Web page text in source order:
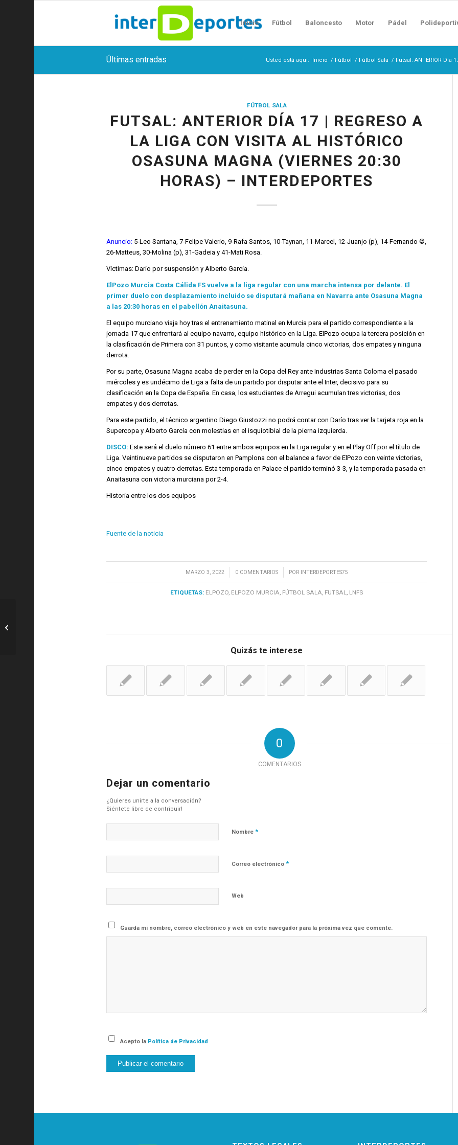
Inicio Fútbol Baloncesto Motor Pádel
Últimas entradas Usted está aquí: Inicio / Fútbol / Fútbol Sala / Futsal: ANTERIOR Día
FÚTBOL SALA
FUTSAL: ANTERIOR DÍA 17 | REGRESO A
LA LIGA CON VISITA AL HISTÓRICO
OSASUNA MAGNA (VIERNES 20:30
HORAS) – INTERDEPORTES
Anuncio:5-Leo Santana, 7-Felipe Valerio, 9-Rafa Santos, 10-Taynan, 11-Marcel, 12-Juanjo (p), 14-Fernando ©,
26-Matteus, 30-Molina (p), 31-Gadeia y 41-Mati Rosa.
Víctimas: Darío por suspensión y Alberto García.
ElPozo Murcia Costa Cálida FS vuelve a la liga regular con una marcha intensa por delante. El
primer duelo con desplazamiento incluido se disputará mañana en Navarra ante Osasuna Magna
a las 20:30 horas en el pabellón Anaitasuna.
El equipo murciano viaja hoy tras el entrenamiento matinal en Murcia para el partido correspondiente a la
jornada 17 que enfrentará al equipo navarro, equipo histórico en la Liga. ElPozo ocupa la tercera posición en
la clasificación de Primera con 31 puntos, y como visitante acumula cinco victorias, dos empates y ninguna
derrota.
Por su parte, Osasuna Magna acaba de perder en la Copa del Rey ante Industrias Santa Coloma el pasado
miércoles y es undécimo de Liga a falta de un partido por disputar ante el Inter, decisivo para su
clasificación en la Copa de España. En casa, los estudiantes de Arregui acumulan tres victorias, dos
empates y dos derrotas.
Para este partido, el técnico argentino Diego Giustozzi no podrá contar con Darío tras ver la tarjeta roja en la
Supercopa y Alberto García con molestias en el isquiotibial de la pierna izquierda.
DISCO: Este será el duelo número 61 entre ambos equipos en la Liga regular y en el Play Off por el título de
Liga. Veintinueve partidos se disputaron en Pamplona con el balance a favor de ElPozo con veinte victorias,
cinco empates y cuatro derrotas. Esta temporada en Palace el partido terminó 3-3, y la temporada pasada en
Anaitasuna con victoria murciana por 2-4.
Historia entre los dos equipos
Fuente de la noticia
MARZO 3, 2022
/ 0 COMENTARIOS
/ POR INTERDEPORTES75
ETIQUETAS: ELPOZO ELPOZO MURCIA FÚTBOL SALA FUTSAL LNFS
Quizás te interese
0
COMENTARIOS
Dejar un comentario
¿Quieres unirte a la conversación?
Siéntete libre de contribuir!
Nombre *
Correo electrónico *
Web
Guarda mi nombre, correo electrónico y web en este navegador para la próxima vez que comente.
Acepto la Política de Privacidad
cinco partidos de Liga en marzo –...